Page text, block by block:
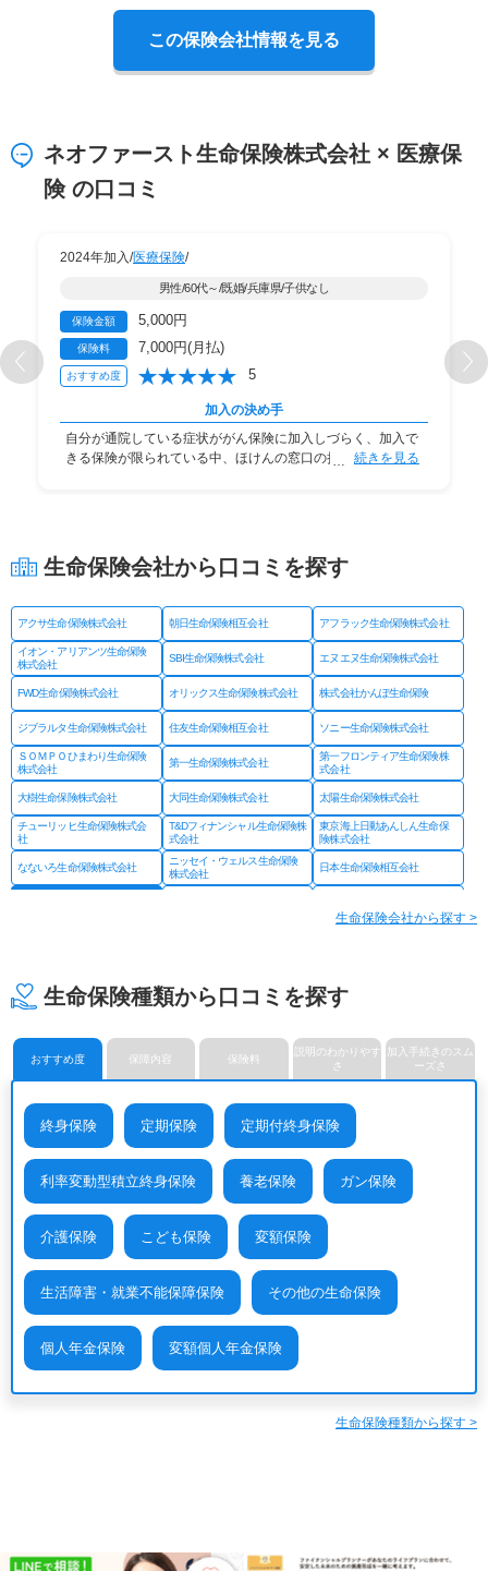
この保険会社情報を見る
ネオファースト生命保険株式会社 × 医療保
険 の口コミ
2024年加入/医療保険/
男性/60代～/既婚/兵庫県/子供なし
保険金額 5,000円
保険料 7,000円(月払)
おすすめ度 5
加入の決め手
自分が通院している症状ががん保険に加入しづらく、加入で
きる保険が限られている中、ほけんの窓口の担当の続きを見る
生命保険会社から口コミを探す
アクサ生命保険株式会社 朝日生命保険相互会社 アフラック生命保険株式会社
イオン・アリアンツ生命保険
株式会社
SBI生命保険株式会社 エヌエヌ生命保険株式会社
FWD生命保険株式会社 オリックス生命保険株式会社 株式会社かんぽ生命保険
ジブラルタ生命保険株式会社 住友生命保険相互会社 ソニー生命保険株式会社
ＳＯＭＰＯひまわり生命保険
株式会社
第一生命保険株式会社
第一フロンティア生命保険株
式会社
大樹生命保険株式会社 大同生命保険株式会社 太陽生命保険株式会社
チューリッヒ生命保険株式会
社
T&Dフィナンシャル生命保険株
式会社
東京海上日動あんしん生命保
険株式会社
なないろ生命保険株式会社
ニッセイ・ウェルス生命保険
株式会社
日本生命保険相互会社
みどり生命保険株式会社 明治安田生命保険相互会社
メットライフ生命保険株式会
メディケア生命保険株式会社 楽天生命保険株式会社
生命保険会社から探す >
生命保険種類から口コミを探す
おすすめ度 保障内容 保険料
説明のわかりやす
さ
加入手続きのスム
ーズさ
終身保険 定期保険 定期付終身保険
利率変動型積立終身保険 養老保険 ガン保険
介護保険 こども保険 変額保険
生活障害・就業不能保障保険 その他の生命保険
個人年金保険 変額個人年金保険
生命保険種類から探す >